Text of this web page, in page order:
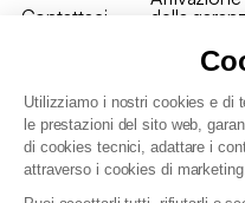
Utilizziamo i nostri cookies e di
le prestazioni del sito web,
di cookies tecnici, adattare i
attraverso i cookies di
Contattaci
della
Condizioni